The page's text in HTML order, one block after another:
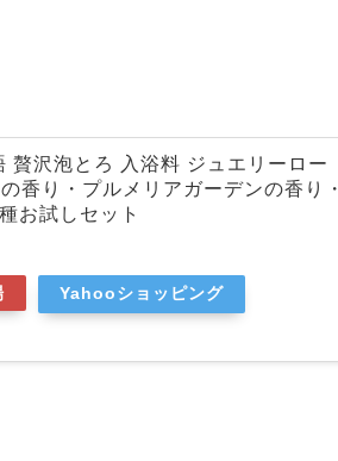
贅沢泡とろ 入浴料 ジュエリーロー
香り・プルメリアガーデンの香り・
お試しセット
Yahooショッピング